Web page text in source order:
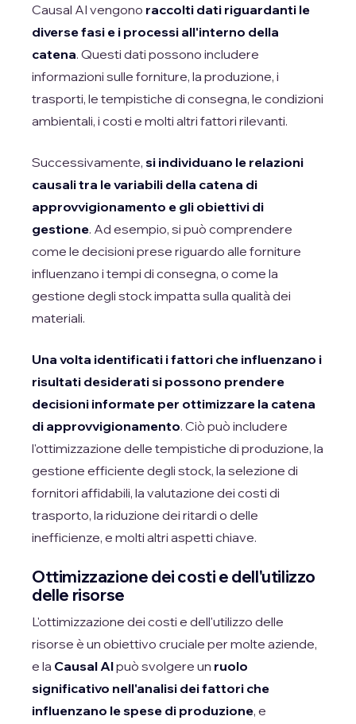
Causal AI vengono raccolti dati riguardanti le
diverse fasi e i processi all'interno della
catena. Questi dati possono includere
informazioni sulle forniture, la produzione, i
trasporti, le tempistiche di consegna, le condizioni
ambientali, i costi e molti altri fattori rilevanti.
Successivamente, si individuano le relazioni
causali tra le variabili della catena di
approvvigionamento e gli obiettivi di
gestione. Ad esempio, si può comprendere
come le decisioni prese riguardo alle forniture
influenzano i tempi di consegna, o come la
gestione degli stock impatta sulla qualità dei
materiali.
Una volta identificati i fattori che influenzano i
risultati desiderati si possono prendere
decisioni informate per ottimizzare la catena
di approvvigionamento. Ciò può includere
l'ottimizzazione delle tempistiche di produzione, la
gestione efficiente degli stock, la selezione di
fornitori affidabili, la valutazione dei costi di
trasporto, la riduzione dei ritardi o delle
inefficienze, e molti altri aspetti chiave.
Ottimizzazione dei costi e dell'utilizzo
delle risorse
L'ottimizzazione dei costi e dell'utilizzo delle
risorse è un obiettivo cruciale per molte aziende,
e la Causal AIpuò svolgere un ruolo
significativo nell'analisi dei fattori che
influenzano le spese di produzione, e